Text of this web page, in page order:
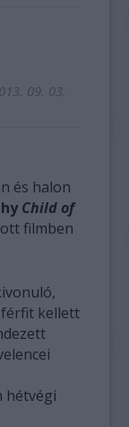
09. 03.
és halon
Child of
filmben
kellett
hétvégi